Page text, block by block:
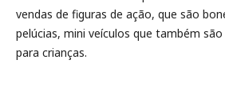
vendas de figuras de ação, que são
pelúcias, mini veículos que também
para crianças.